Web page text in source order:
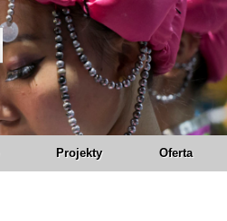
Projekty Oferta